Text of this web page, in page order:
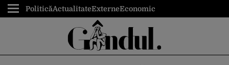
PoliticăActualitateExterneEconomic